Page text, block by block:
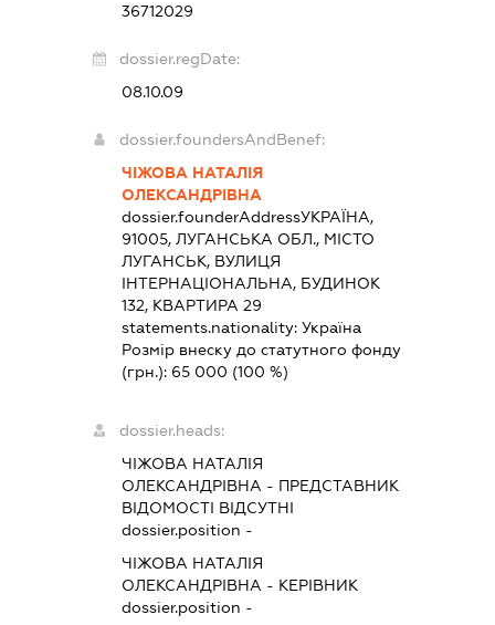
36712029
dossier.regDate:
08.10.09
dossier.foundersAndBenef:
ЧІЖОВА НАТАЛІЯ
ОЛЕКСАНДРІВНА
dossier.founderAddressУКРАЇНА,
91005, ЛУГАНСЬКА ОБЛ., МІСТО
ЛУГАНСЬК, ВУЛИЦЯ
ІНТЕРНАЦІОНАЛЬНА, БУДИНОК
132, КВАРТИРА 29
statements.nationality: Україна
Розмір внеску до статутного фонду
(грн.): 65 000 (100 %)
dossier.heads:
ЧІЖОВА НАТАЛІЯ
ОЛЕКСАНДРІВНА - ПРЕДСТАВНИК
ВІДОМОСТІ ВІДСУТНІ
dossier.position -
ЧІЖОВА НАТАЛІЯ
ОЛЕКСАНДРІВНА - КЕРІВНИК
dossier.position -